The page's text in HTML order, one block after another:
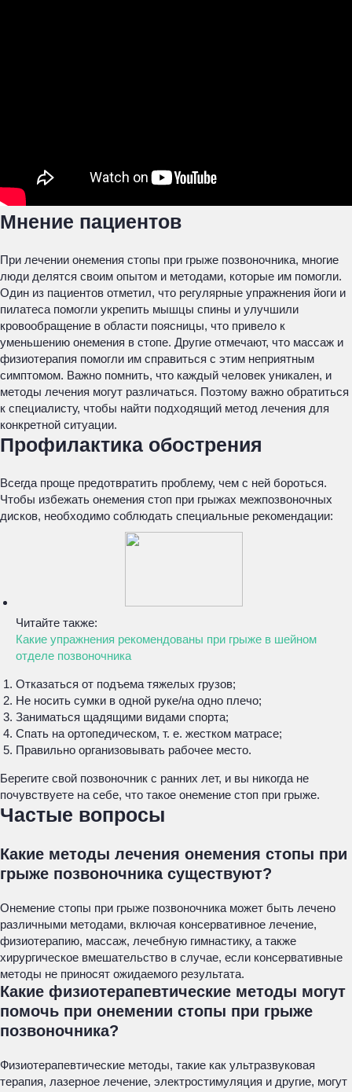
Мнение пациентов
При лечении онемения стопы при грыже позвоночника, многие
люди делятся своим опытом и методами, которые им помогли.
Один из пациентов отметил, что регулярные упражнения йоги и
пилатеса помогли укрепить мышцы спины и улучшили
кровообращение в области поясницы, что привело к
уменьшению онемения в стопе. Другие отмечают, что массаж и
физиотерапия помогли им справиться с этим неприятным
симптомом. Важно помнить, что каждый человек уникален, и
методы лечения могут различаться. Поэтому важно обратиться
к специалисту, чтобы найти подходящий метод лечения для
конкретной ситуации.
Профилактика обострения
Всегда проще предотвратить проблему, чем с ней бороться.
Чтобы избежать онемения стоп при грыжах межпозвоночных
дисков, необходимо соблюдать специальные рекомендации:
Читайте также:
Какие упражнения рекомендованы при грыже в шейном
отделе позвоночника
Отказаться от подъема тяжелых грузов;
Не носить сумки в одной руке/на одно плечо;
Заниматься щадящими видами спорта;
Спать на ортопедическом, т. е. жестком матрасе;
Правильно организовывать рабочее место.
Берегите свой позвоночник с ранних лет, и вы никогда не
почувствуете на себе, что такое онемение стоп при грыже.
Частые вопросы
Какие методы лечения онемения стопы при
грыже позвоночника существуют?
Онемение стопы при грыже позвоночника может быть лечено
различными методами, включая консервативное лечение,
физиотерапию, массаж, лечебную гимнастику, а также
хирургическое вмешательство в случае, если консервативные
методы не приносят ожидаемого результата.
Какие физиотерапевтические методы могут
помочь при онемении стопы при грыже
позвоночника?
Физиотерапевтические методы, такие как ультразвуковая
терапия, лазерное лечение, электростимуляция и другие, могут